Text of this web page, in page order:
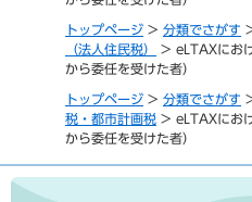
トップページ > 分類でさがす
（法人住民税）
> eLTAXにお
から委任を受けた者）
トップページ > 分類でさがす
税・都市計画税 > eLTAXにお
から委任を受けた者）
本